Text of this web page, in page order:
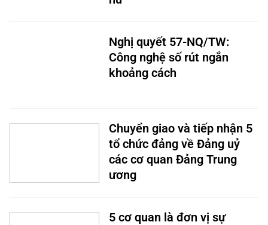
Nghị quyết 57-NQ/TW:
Công nghệ số rút ngắn
khoảng cách
Chuyển giao và tiếp nhận 5
tổ chức đảng về Đảng uỷ
các cơ quan Đảng Trung
ương
5 cơ quan là đơn vị sự